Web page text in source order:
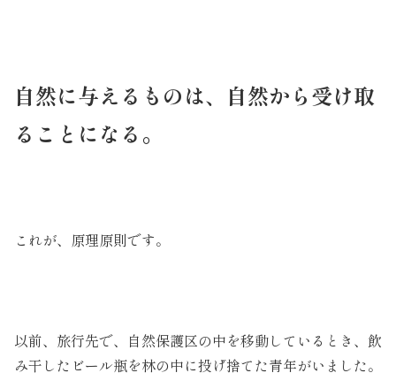
自然に与えるものは、自然から受け取
ることになる。
これが、原理原則です。
以前、旅行先で、自然保護区の中を移動しているとき、飲
み干したビール瓶を林の中に投げ捨てた青年がいました。